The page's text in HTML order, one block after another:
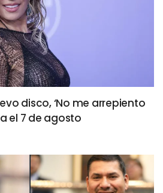
disco, ‘No me arrepiento
el 7 de agosto